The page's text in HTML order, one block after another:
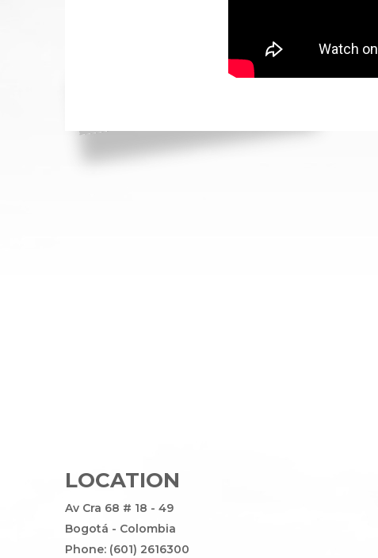
LOCATION
Av Cra 68 # 18 - 49
Bogotá - Colombia
Phone: (601) 2616300